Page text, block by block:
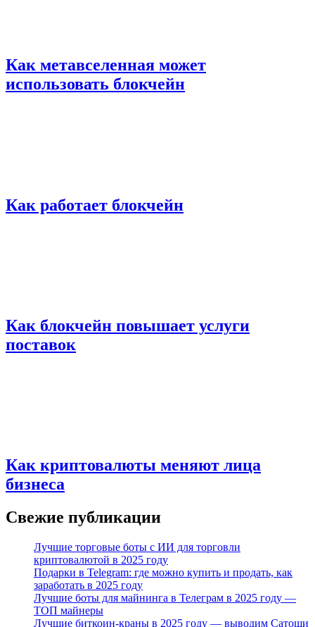
Как метавселенная может
использовать блокчейн
Как работает блокчейн
Как блокчейн повышает услуги
поставок
Как криптовалюты меняют лица
бизнеса
Свежие публикации
Лучшие торговые боты с ИИ для торговли
криптовалютой в 2025 году
Подарки в Telegram: где можно купить и продать, как
заработать в 2025 году
Лучшие боты для майнинга в Телеграм в 2025 году —
ТОП майнеры
Лучшие биткоин-краны в 2025 году — выводим Сатоши